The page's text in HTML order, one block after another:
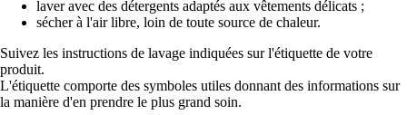
laver avec des détergents adaptés aux vêtements délicats ;
sécher à l'air libre, loin de toute source de chaleur.
Suivez les instructions de lavage indiquées sur l'étiquette de votre
produit.
L'étiquette comporte des symboles utiles donnant des informations sur
la manière d'en prendre le plus grand soin.